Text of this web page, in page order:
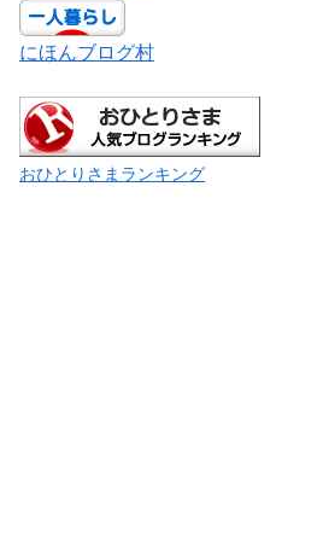
にほんブログ村
おひとりさまランキング